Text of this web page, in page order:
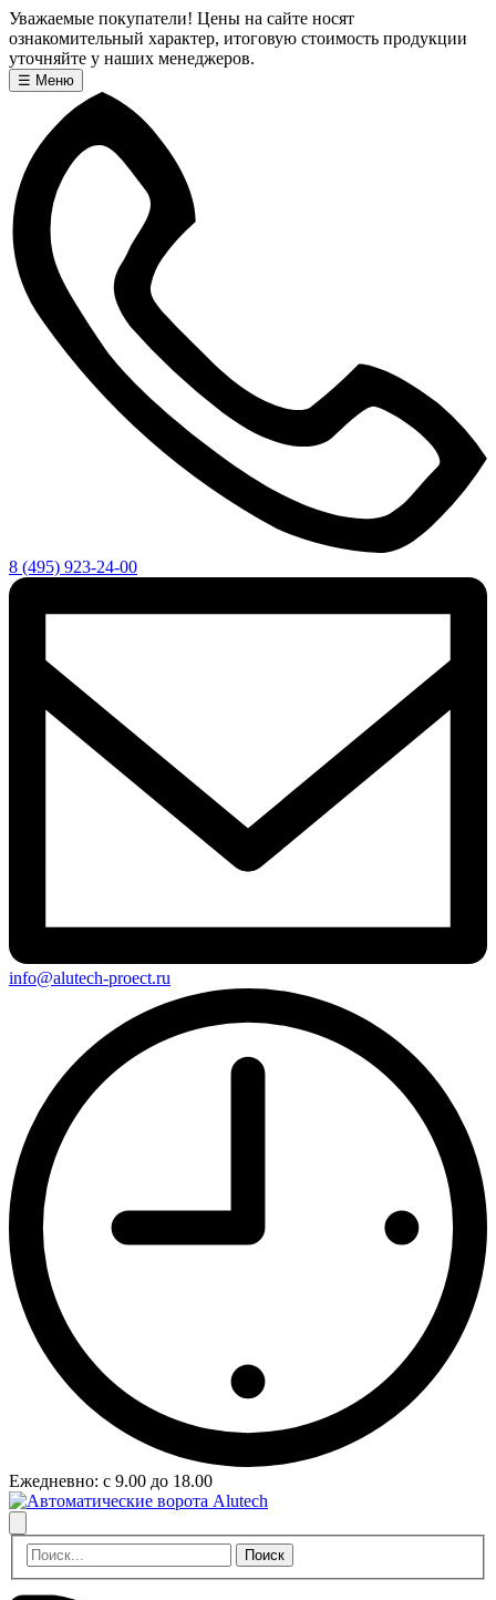
Уважаемые покупатели! Цены на сайте носят
ознакомительный характер, итоговую стоимость продукции
уточняйте у наших менеджеров.
☰ Меню
8 (495) 923-24-00
info@alutech-proect.ru
Ежедневно: с 9.00 до 18.00